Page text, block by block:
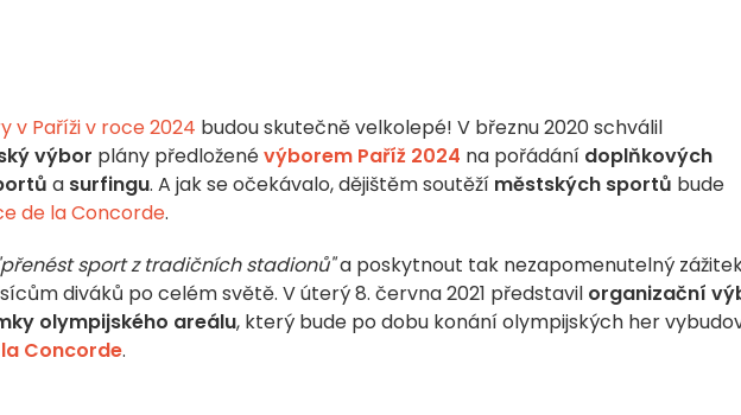
v Paříži v roce 2024 budou skutečně velkolepé! V březnu 2020 schválil
výbor plány předloženévýborem Paříž 2024 na pořádání doplňkových
a surfingu. A jak se očekávalo, dějištěm soutěží městských sportů bude
de la Concorde.
sport z tradičních stadionů"a poskytnout tak nezapomenutelný
diváků po celém světě. V úterý 8. června 2021 představil organizační
olympijského areálu, který bude po dobu konání olympijských her
Concorde.